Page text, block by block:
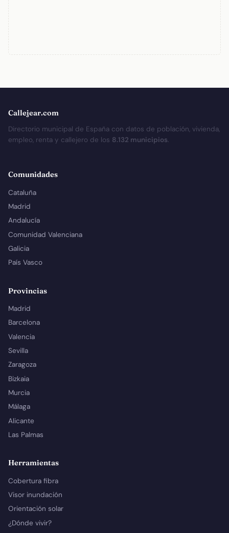
Callejear.com
Directorio municipal de España con datos de población, vivienda,
empleo, renta y callejero de los 8.132 municipios.
Comunidades
Cataluña
Madrid
Andalucía
Comunidad Valenciana
Galicia
País Vasco
Provincias
Madrid
Barcelona
Valencia
Sevilla
Zaragoza
Bizkaia
Murcia
Málaga
Alicante
Las Palmas
Herramientas
Cobertura fibra
Visor inundación
Orientación solar
¿Dónde vivir?